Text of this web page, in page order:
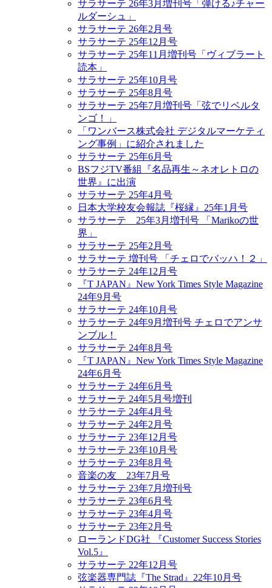
サラサーテ 26年3月増刊号「弾ける♪チャー
ルダーシュ」
サラサーテ 26年2月号
サラサーテ 25年12月号
サラサーテ 25年11月増刊号「ヴィブラート
読本」
サラサーテ 25年10月号
サラサーテ 25年8月号
サラサーテ 25年7月増刊号「弦でリベルタ
ンゴ！」
「ワンバース株式会社 デジタルマーケティ
ング事例」に紹介されました
サラサーテ 25年6月号
BSフジTV番組『名品再生～ネオレトロの
世界』に出演
サラサーテ 25年4月号
日本大学校友会報誌『桜縁』25年1月号
サラサーテ 25年3月増刊号 「Marikoの世
界」
サラサーテ 25年2月号
サラサーテ 増刊号 「チェロでバッハ！２」
サラサーテ 24年12月号
『T JAPAN』New York Times Style Magazine
24年9月号
サラサーテ 24年10月号
サラサーテ 24年9月増刊号 チェロでアンサ
ンブル！
サラサーテ 24年8月号
『T JAPAN』New York Times Style Magazine
24年6月号
サラサーテ 24年6月号
サラサーテ 24年5月号増刊
サラサーテ 24年4月号
サラサーテ 24年2月号
サラサーテ 23年12月号
サラサーテ 23年10月号
サラサーテ 23年8月号
音楽の友 23年7月号
サラサーテ 23年7月増刊号
サラサーテ 23年6月号
サラサーテ 23年4月号
サラサーテ 23年2月号
ローランドDG社 『Customer Success Stories
Vol.5』
サラサーテ 22年12月号
弦楽器専門誌『The Strad』22年10月号